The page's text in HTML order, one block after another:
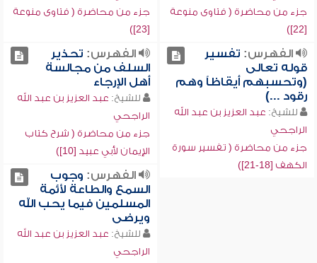
جزء من محاضرة ( فتاوى منوعة
[22])
جزء من محاضرة ( فتاوى منوعة
[23])
الفهرس: تفسير
قوله تعالى
(وتحسبهم أيقاظاً وهم
رقود ...)
للشيخ: عبد العزيز بن عبد الله
الراجحي
جزء من محاضرة ( تفسير سورة
الكهف [18-21])
الفهرس: تحذير
السلف من مجالسة
أهل الإرجاء
للشيخ: عبد العزيز بن عبد الله
الراجحي
جزء من محاضرة ( شرح كتاب
الإيمان لأبي عبيد [10])
الفهرس: وجوب
السمع والطاعة لأئمة
المسلمين فيما يحب الله
ويرضى
للشيخ: عبد العزيز بن عبد الله
الراجحي